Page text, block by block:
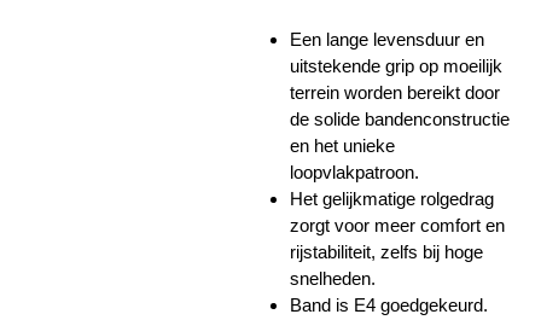
Een lange levensduur en
uitstekende grip op moeilijk
terrein worden bereikt door
de solide bandenconstructie
en het unieke
loopvlakpatroon.
Het gelijkmatige rolgedrag
zorgt voor meer comfort en
rijstabiliteit, zelfs bij hoge
snelheden.
Band is E4 goedgekeurd.